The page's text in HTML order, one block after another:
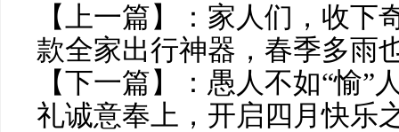
【上一篇】： 家人们，收下
款全家出行神器，春季多雨
【下一篇】： 愚人不如“愉”
礼诚意奉上，开启四月快乐